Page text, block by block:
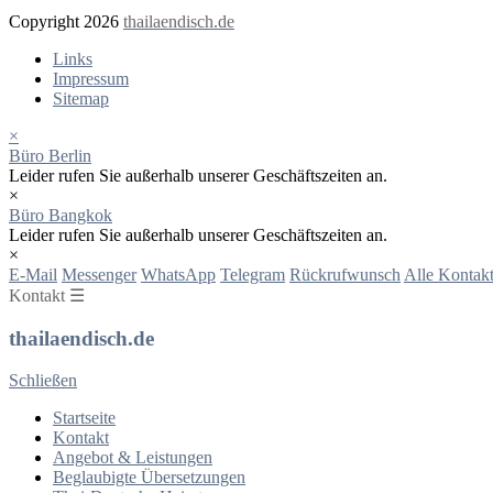
Copyright 2026 thailaendisch.de
Links
Impressum
Sitemap
×
Büro Berlin
Leider rufen Sie außerhalb unserer Geschäftszeiten an.
×
Büro Bangkok
Leider rufen Sie außerhalb unserer Geschäftszeiten an.
×
E-Mail Messenger WhatsApp Telegram Rückrufwunsch Alle
Kontakt ☰
thailaendisch.de
Schließen
Startseite
Kontakt
Angebot & Leistungen
Beglaubigte Übersetzungen